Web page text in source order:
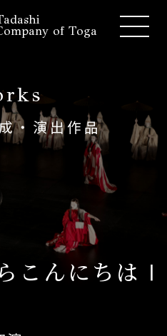
of Toga
・演出作品
こんにちはⅠ